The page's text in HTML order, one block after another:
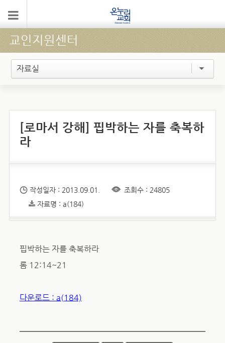
교인지원센터
자료실
[로마서 강해] 핍박하는 자를 축복하
라
작성일자 : 2013.09.01.
조회수 : 24805
자료명 : a(184)
핍박하는 자를 축복하라
롬 12:14~21
다운로드 : a(184)